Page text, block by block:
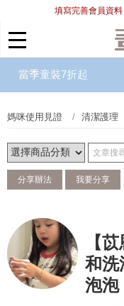
填寫完善會員資
當季童裝7折起
媽咪使用見證 清潔護理
分享辦法 我要分享
【
和洗
泡泡